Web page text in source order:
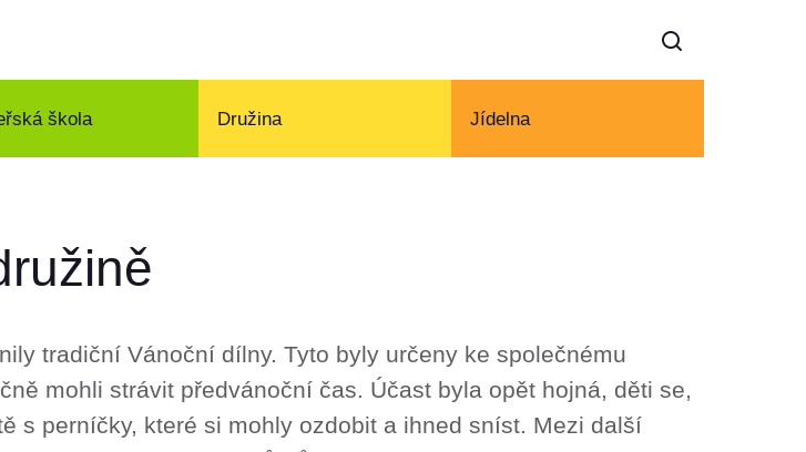
škola Družina Jídelna
tradiční Vánoční dílny. Tyto byly určeny ke společnému
mohli strávit předvánoční čas. Účast byla opět hojná, děti se,
s perníčky, které si mohly ozdobit a ihned sníst. Mezi další